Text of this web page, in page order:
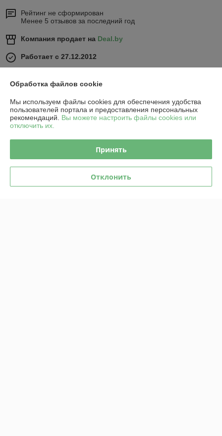
Рейтинг не сформирован
Менее 5 отзывов за последний год
Компания продает на Deal.by
Работает с 27.12.2012
Минск, Беларусь
Контакты
Сегодня работает с 09:00 до 20:00
Показать весь график работы
Отзывы о магазине
У компании пока нет отзывов, добавьте первый
Обработка файлов cookie
Мы используем файлы cookies для обеспечения удобства
пользователей портала и предоставления персональных
рекомендаций. Вы можете настроить файлы cookies или
отключить их.
Принять
Отклонить